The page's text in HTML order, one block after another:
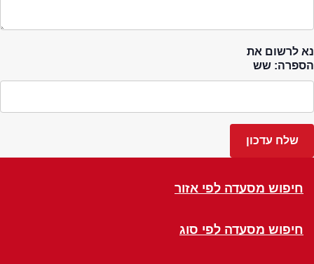
נא לרשום את
הספרה: שש
חיפוש מסעדה לפי אזור
חיפוש מסעדה לפי סוג